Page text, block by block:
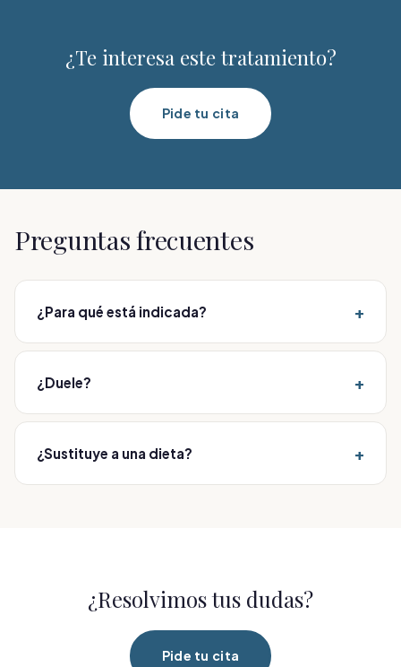
¿Te interesa este tratamiento?
Pide tu cita
Preguntas frecuentes
¿Para qué está indicada? +
Para cúmulos de grasa localizada en abdomen,
muslos, rodillas o cartucheras. Se valora en consulta.
¿Duele? +
No; durante la sesión solo se percibe el movimiento
del cabezal y, en ocasiones, un ligero pitido.
¿Sustituye a una dieta? +
¿Resolvimos tus dudas?
Pide tu cita